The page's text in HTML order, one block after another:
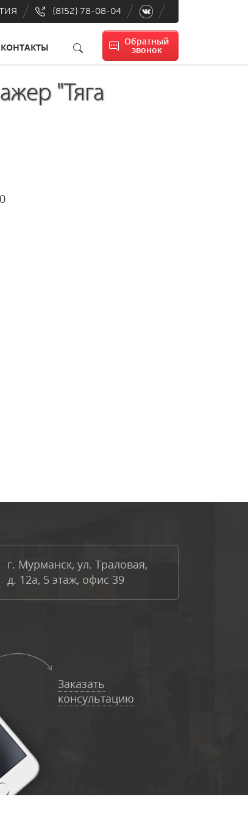
(8152) 78-08-04
КОНТАКТЫ Обратный
звонок
"Тяга
г. Мурманск, ул. Траловая,
д. 12а, 5 этаж, офис 39
Заказать
консультацию